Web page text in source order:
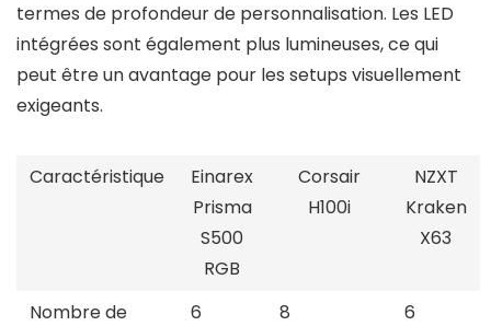
termes de profondeur de personnalisation. Les LED
intégrées sont également plus lumineuses, ce qui
peut être un avantage pour les setups visuellement
exigeants.
Caractéristique
Einarex
Prisma
S500
RGB
Corsair
H100i
NZXT
Kraken
X63
Nombre de
6 8 6